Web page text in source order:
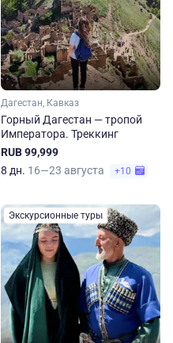
Дагестан, Кавказ
Горный Дагестан — тропой
Императора. Треккинг
RUB 99,999
8 дн. 16—23 августа +10
Экскурсионные туры